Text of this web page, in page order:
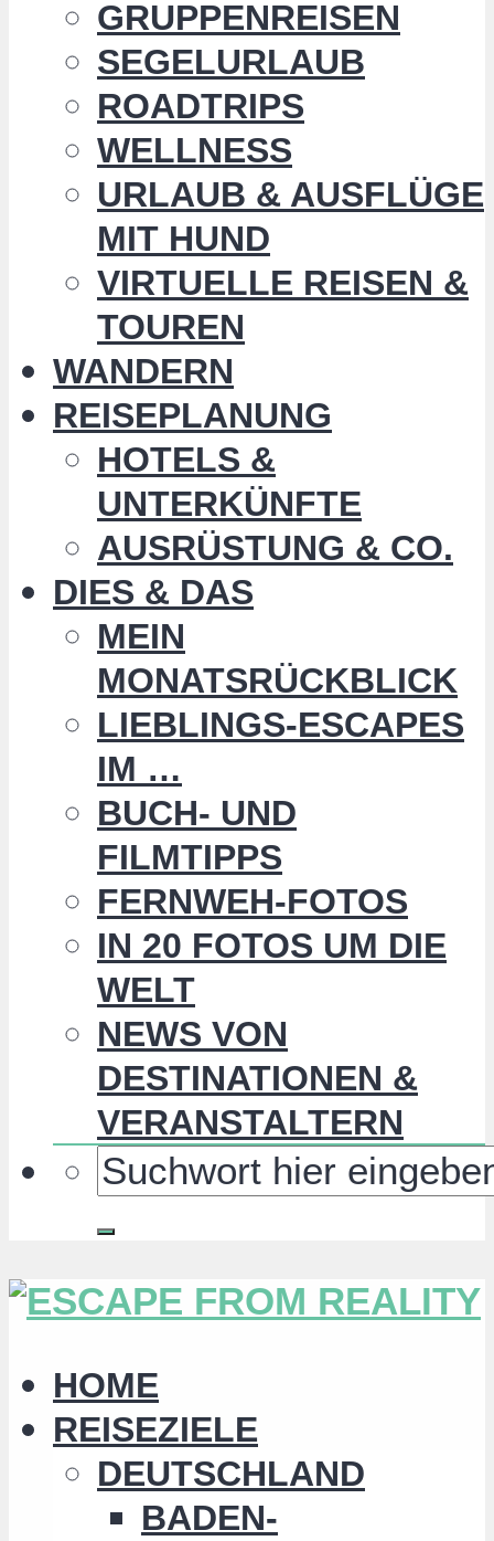
GRUPPENREISEN
SEGELURLAUB
ROADTRIPS
WELLNESS
URLAUB & AUSFLÜGE
MIT HUND
VIRTUELLE REISEN &
TOUREN
WANDERN
REISEPLANUNG
HOTELS &
UNTERKÜNFTE
AUSRÜSTUNG & CO.
DIES & DAS
MEIN
MONATSRÜCKBLICK
LIEBLINGS-ESCAPES
IM …
BUCH- UND
FILMTIPPS
FERNWEH-FOTOS
IN 20 FOTOS UM DIE
WELT
NEWS VON
DESTINATIONEN &
VERANSTALTERN
HOME
REISEZIELE
DEUTSCHLAND
BADEN-